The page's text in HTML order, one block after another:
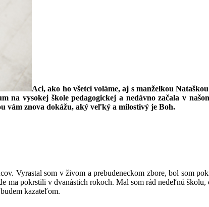
Aci, ako ho všetci voláme, aj s manželkou
na vysokej škole pedagogickej a nedávno začala v
vám znova dokážu, aký veľký a milostivý je Boh.
Vyrastal som v živom a prebudeneckom zbore, bol som
ma pokrstili v dvanástich rokoch. Mal som rád nedeľnú
kazateľom.